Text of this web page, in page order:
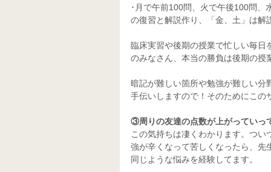
･月で午前100問、火で午後100問、
の復習と解説作り、「金、土」は解
臨床実習や後期の授業で忙しい毎日
のみなさん、本当の勝負は後期の授
暗記が難しい箇所や勉強が難しい
手伝いしますので！そのためにこの
③周りの友達の点数が上がっていっ
この気持ちは凄くわかります。つ
強が辛くなって苦しくなったら、先
同じような悩みを経験してます。